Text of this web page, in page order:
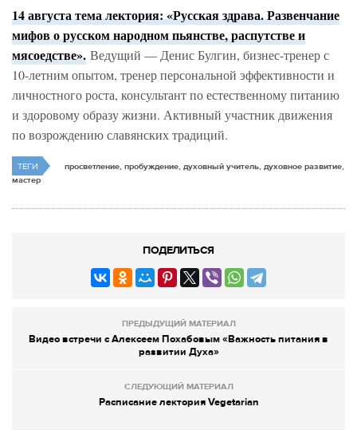
14 августа тема лектория: «Русская здрава. Развенчание
мифов о русском народном пьянстве, распутстве и
мясоедстве». Ведущий — Денис Булгин, бизнес-тренер с
10-летним опытом, тренер персональной эффективности и
личностного роста, консультант по естественному питанию
и здоровому образу жизни. Активный участник движения
по возрождению славянских традиций.
ТЕГИ
просветление, пробуждение, духовный учитель, духовное развитие,
мастер
ПОДЕЛИТЬСЯ
ПРЕДЫДУЩИЙ МАТЕРИАЛ
Видео встречи с Алексеем Похабовым «Важность питания в
развитии Духа»
СЛЕДУЮЩИЙ МАТЕРИАЛ
Расписание лектория Vegetarian